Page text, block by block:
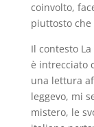
coinvolto,
piuttosto che
Il contesto
è intrecciato
una lettura
leggevo, mi
mistero, le